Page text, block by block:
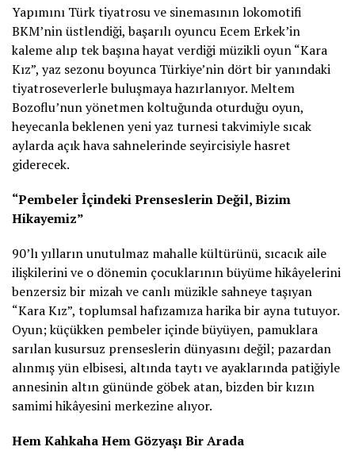
Yapımını Türk tiyatrosu ve sinemasının lokomotifi
BKM’nin üstlendiği, başarılı oyuncu Ecem Erkek’in
kaleme alıp tek başına hayat verdiği müzikli oyun “Kara
Kız”, yaz sezonu boyunca Türkiye’nin dört bir yanındaki
tiyatroseverlerle buluşmaya hazırlanıyor. Meltem
Bozoflu’nun yönetmen koltuğunda oturduğu oyun,
heyecanla beklenen yeni yaz turnesi takvimiyle sıcak
aylarda açık hava sahnelerinde seyircisiyle hasret
giderecek.
“Pembeler İçindeki Prenseslerin Değil, Bizim
Hikayemiz”
90’lı yılların unutulmaz mahalle kültürünü, sıcacık aile
ilişkilerini ve o dönemin çocuklarının büyüme hikâyelerini
benzersiz bir mizah ve canlı müzikle sahneye taşıyan
“Kara Kız”, toplumsal hafızamıza harika bir ayna tutuyor.
Oyun; küçükken pembeler içinde büyüyen, pamuklara
sarılan kusursuz prenseslerin dünyasını değil; pazardan
alınmış yün elbisesi, altında taytı ve ayaklarında patiğiyle
annesinin altın gününde göbek atan, bizden bir kızın
samimi hikâyesini merkezine alıyor.
Hem Kahkaha Hem Gözyaşı Bir Arada